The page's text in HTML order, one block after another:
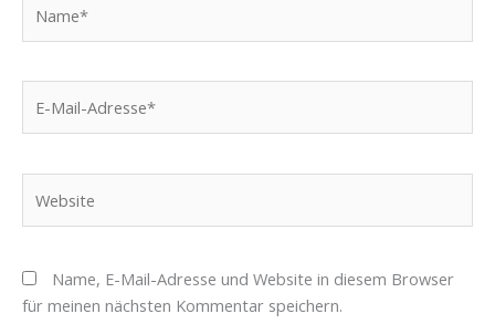
Mail-
Name, E-Mail-Adresse und Website in diesem Browser
für meinen nächsten Kommentar speichern.